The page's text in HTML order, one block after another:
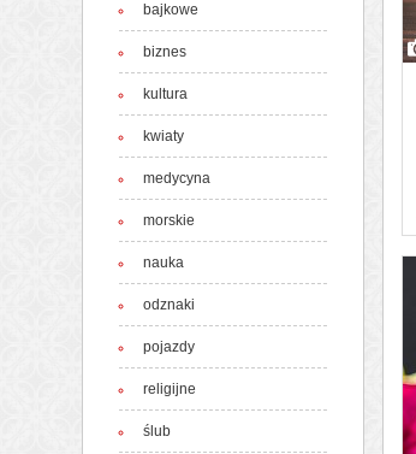
bajkowe
biznes
kultura
kwiaty
medycyna
morskie
nauka
odznaki
pojazdy
religijne
ślub